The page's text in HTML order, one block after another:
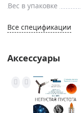
Вес в упаковке
Все спецификации
Аксессуары